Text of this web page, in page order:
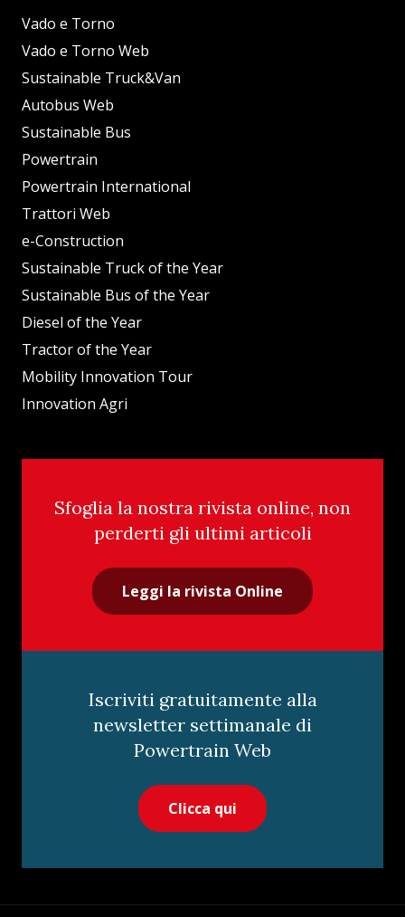
Vado e Torno
Vado e Torno Web
Sustainable Truck&Van
Autobus Web
Sustainable Bus
Powertrain
Powertrain International
Trattori Web
e-Construction
Sustainable Truck of the Year
Sustainable Bus of the Year
Diesel of the Year
Tractor of the Year
Mobility Innovation Tour
Innovation Agri
Sfoglia la nostra rivista online, non
perderti gli ultimi articoli
Leggi la rivista Online
Iscriviti gratuitamente alla
newsletter settimanale di
Powertrain Web
Clicca qui